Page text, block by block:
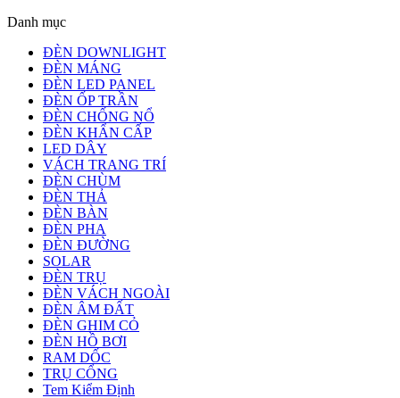
Danh mục
ĐÈN DOWNLIGHT
ĐÈN MÁNG
ĐÈN LED PANEL
ĐÈN ỐP TRẦN
ĐÈN CHỐNG NỔ
ĐÈN KHẨN CẤP
LED DÂY
VÁCH TRANG TRÍ
ĐÈN CHÙM
ĐÈN THẢ
ĐÈN BÀN
ĐÈN PHA
ĐÈN ĐƯỜNG
SOLAR
ĐÈN TRỤ
ĐÈN VÁCH NGOÀI
ĐÈN ÂM ĐẤT
ĐÈN GHIM CỎ
ĐÈN HỒ BƠI
RAM DỐC
TRỤ CỔNG
Tem Kiểm Định